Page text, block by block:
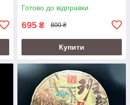
Готово до відправки
695 ₴ 800 ₴
Купити